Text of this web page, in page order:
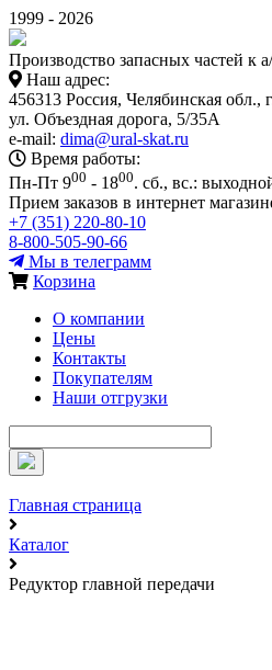
1999 - 2026
Производство запасных частей к
Наш адрес:
456313 Россия, Челябинская обл.,
ул. Объездная дорога, 5/35А
e-mail: dima@ural-skat.ru
Время работы:
Пн-Пт 900 - 1800. сб., вс.:
Прием заказов в интернет
+7 (351) 220-80-10
8-800-505-90-66
Мы в телеграмм
Корзина
О компании
Цены
Контакты
Покупателям
Наши отгрузки
Главная страница
Каталог
Редуктор главной передачи